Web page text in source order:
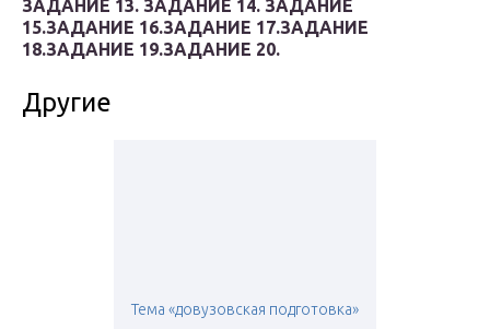
ЗАДАНИЕ 13. ЗАДАНИЕ 14. ЗАДАНИЕ
15.ЗАДАНИЕ 16.ЗАДАНИЕ 17.ЗАДАНИЕ
18.ЗАДАНИЕ 19.ЗАДАНИЕ 20.
Другие
Тема «довузовская подготовка»